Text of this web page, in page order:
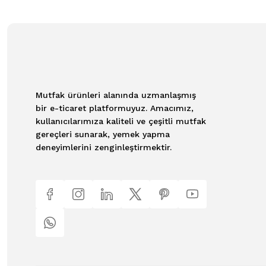
Mutfak ürünleri alanında uzmanlaşmış
bir e-ticaret platformuyuz. Amacımız,
kullanıcılarımıza kaliteli ve çeşitli mutfak
gereçleri sunarak, yemek yapma
deneyimlerini zenginleştirmektir.